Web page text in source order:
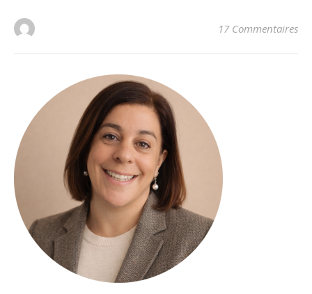
17 Commentaires